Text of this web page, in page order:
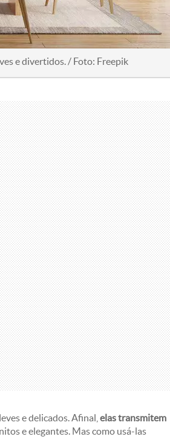
e divertidos. / Foto: Freepik
e delicados. Afinal, elas transmitem
e elegantes. Mas como usá-las